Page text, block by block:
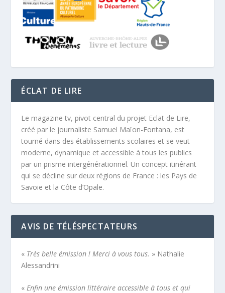
ÉCLAT DE LIRE
Le magazine tv, pivot central du projet Eclat de Lire,
créé par le journaliste Samuel Maïon-Fontana, est
tourné dans des établissements scolaires et se veut
moderne, dynamique et accessible à tous les publics
par un prisme intergénérationnel. Un concept itinérant
qui se décline sur deux régions de France : les Pays de
Savoie et la Côte d’Opale.
AVIS DE TÉLÉSPECTATEURS
« Très belle émission ! Merci à vous tous. » Nathalie
Alessandrini
«Enfin une émission littéraire accessible à tous et qui